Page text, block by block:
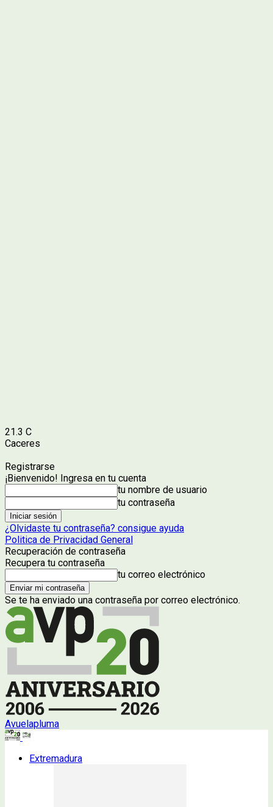
21.3 C
Caceres
Registrarse
¡Bienvenido! Ingresa en tu cuenta
tu nombre de usuario
tu contraseña
¿Olvidaste tu contraseña? consigue ayuda
Politica de Privacidad General
Recuperación de contraseña
Recupera tu contraseña
tu correo electrónico
Se te ha enviado una contraseña por correo electrónico.
Avuelapluma
Extremadura